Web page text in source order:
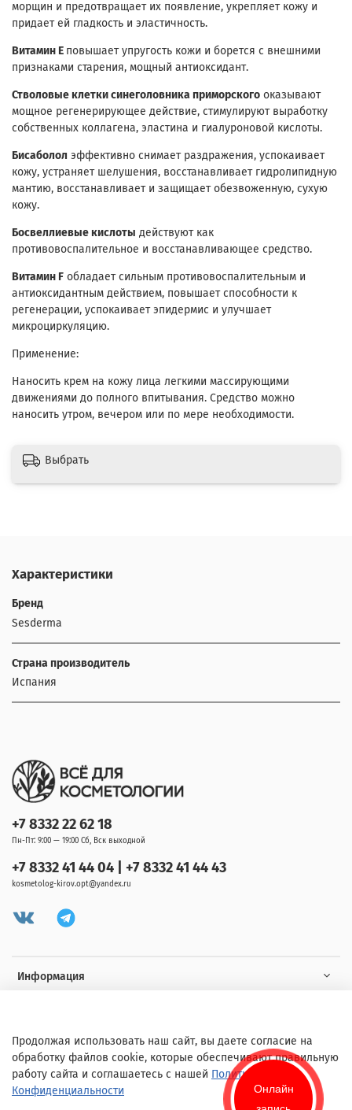
морщин и предотвращает их появление, укрепляет кожу и
придает ей гладкость и эластичность.
Витамин Е повышает упругость кожи и борется с внешними
признаками старения, мощный антиоксидант.
Стволовые клетки синеголовника приморского оказывают
мощное регенерирующее действие, стимулируют выработку
собственных коллагена, эластина и гиалуроновой кислоты.
Бисаболол эффективно снимает раздражения, успокаивает
кожу, устраняет шелушения, восстанавливает гидролипидную
мантию, восстанавливает и защищает обезвоженную, сухую
кожу.
Босвеллиевые кислоты действуют как
противовоспалительное и восстанавливающее средство.
Витамин F обладает сильным противовоспалительным и
антиоксидантным действием, повышает способности к
регенерации, успокаивает эпидермис и улучшает
микроциркуляцию.
Применение:
Наносить крем на кожу лица легкими массирующими
движениями до полного впитывания. Средство можно
наносить утром, вечером или по мере необходимости.
Выбрать
Характеристики
Бренд
Sesderma
Страна производитель
Испания
Информация
+7 8332 22 62 18
Пн-Пт: 9:00 — 19:00 Сб, Вск выходной
+7 8332 41 44 04 | +7 8332 41 44 43
kosmetolog-kirov.opt@yandex.ru
Продолжая использовать наш сайт, вы даете согласие на
обработку файлов cookie, которые обеспечивают правильную
работу сайта и соглашаетесь с нашей Политикой
Конфиденциальности
Онлайн